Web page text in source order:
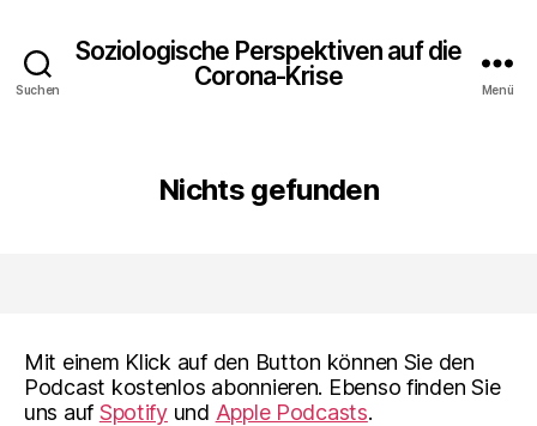
Suchen
Soziologische Perspektiven auf die
Corona-Krise
Menü
Nichts gefunden
Mit einem Klick auf den Button können Sie den
Podcast kostenlos abonnieren. Ebenso finden Sie
uns auf Spotifyund Apple Podcasts.